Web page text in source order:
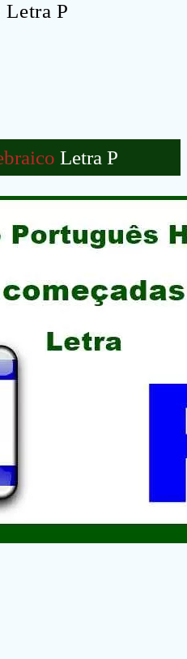
Letra P
Letra P